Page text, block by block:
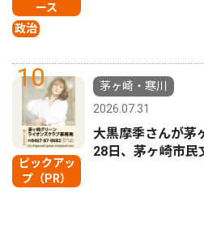
ース
政治
10
ピックアッ
プ（PR）
茅ヶ崎・寒川
2026.07.31
大黒摩季さんが茅
28日、茅ヶ崎市民